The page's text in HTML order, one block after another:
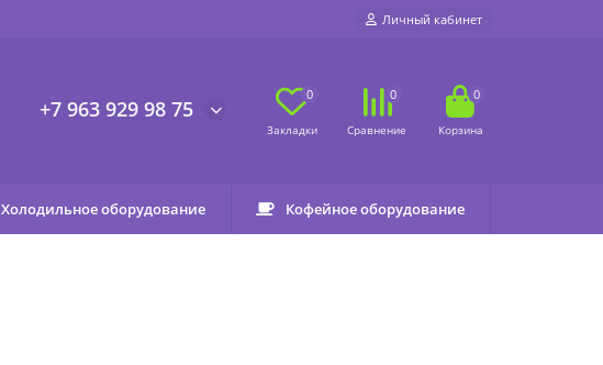
Личный кабинет
+7 963 929 98 75
0 0 0
Холодильное оборудование Кофейное оборудование